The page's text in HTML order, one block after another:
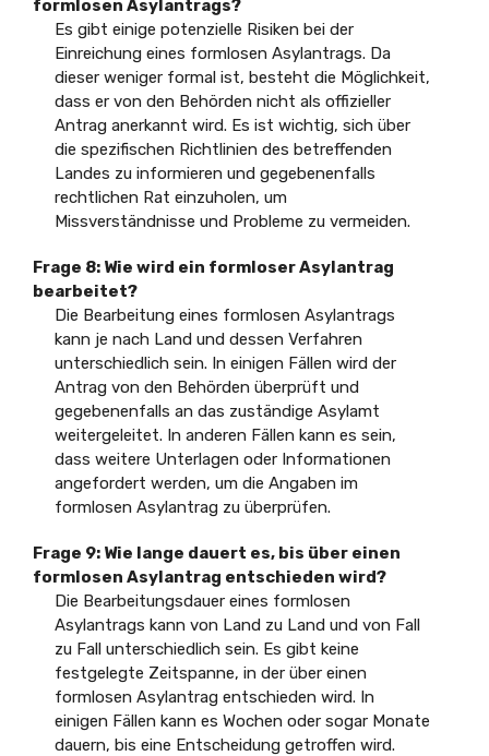
formlosen Asylantrags?
Es gibt einige potenzielle Risiken bei der
Einreichung eines formlosen Asylantrags. Da
dieser weniger formal ist, besteht die Möglichkeit,
dass er von den Behörden nicht als offizieller
Antrag anerkannt wird. Es ist wichtig, sich über
die spezifischen Richtlinien des betreffenden
Landes zu informieren und gegebenenfalls
rechtlichen Rat einzuholen, um
Missverständnisse und Probleme zu vermeiden.
Frage 8: Wie wird ein formloser Asylantrag
bearbeitet?
Die Bearbeitung eines formlosen Asylantrags
kann je nach Land und dessen Verfahren
unterschiedlich sein. In einigen Fällen wird der
Antrag von den Behörden überprüft und
gegebenenfalls an das zuständige Asylamt
weitergeleitet. In anderen Fällen kann es sein,
dass weitere Unterlagen oder Informationen
angefordert werden, um die Angaben im
formlosen Asylantrag zu überprüfen.
Frage 9: Wie lange dauert es, bis über einen
formlosen Asylantrag entschieden wird?
Die Bearbeitungsdauer eines formlosen
Asylantrags kann von Land zu Land und von Fall
zu Fall unterschiedlich sein. Es gibt keine
festgelegte Zeitspanne, in der über einen
formlosen Asylantrag entschieden wird. In
einigen Fällen kann es Wochen oder sogar Monate
dauern, bis eine Entscheidung getroffen wird.